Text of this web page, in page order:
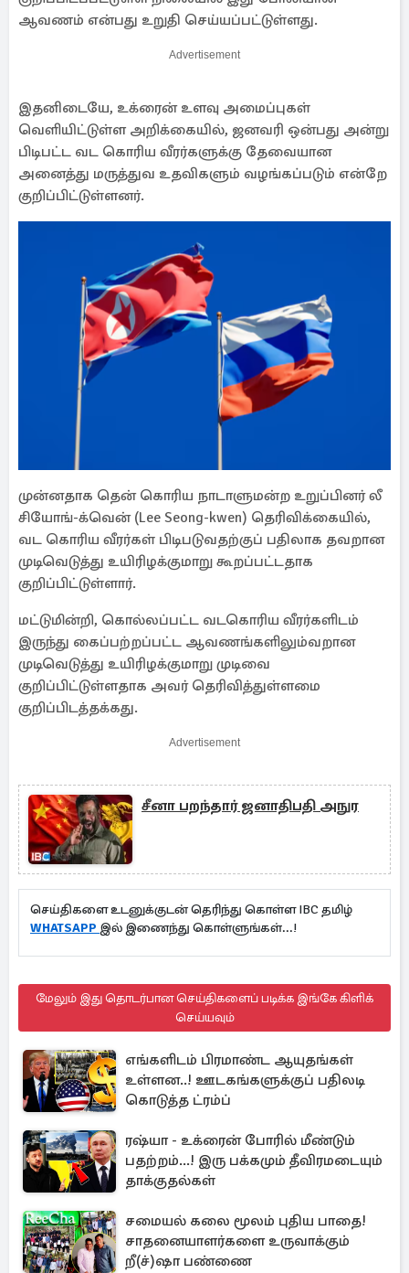
ஆவணம் என்பது உறுதி செய்யப்பட்டுள்ளது.
Advertisement
இதனிடையே, உக்ரைன் உளவு அமைப்புகள்
வெளியிட்டுள்ள அறிக்கையில், ஜனவரி ஒன்பது அன்று
பிடிபட்ட வட கொரிய வீரர்களுக்கு தேவையான
அனைத்து மருத்துவ உதவிகளும் வழங்கப்படும் என்றே
குறிப்பிட்டுள்ளனர்.
முன்னதாக தென் கொரிய நாடாளுமன்ற உறுப்பினர் லீ
சியோங்-க்வென் (Lee Seong-kwen) தெரிவிக்கையில்,
வட கொரிய வீரர்கள் பிடிபடுவதற்குப் பதிலாக தவறான
முடிவெடுத்து உயிரிழக்குமாறு கூறப்பட்டதாக
குறிப்பிட்டுள்ளார்.
மட்டுமின்றி, கொல்லப்பட்ட வடகொரிய வீரர்களிடம்
இருந்து கைப்பற்றப்பட்ட ஆவணங்களிலும்வறான
முடிவெடுத்து உயிரிழக்குமாறு முடிவை
குறிப்பிட்டுள்ளதாக அவர் தெரிவித்துள்ளமை
குறிப்பிடத்தக்கது.
Advertisement
சீனா பறந்தார் ஜனாதிபதி அநுர
செய்திகளை உடனுக்குடன் தெரிந்து கொள்ள IBC தமிழ்
WHATSAPP இல் இணைந்து கொள்ளுங்கள்...!
மேலும் இது தொடர்பான செய்திகளைப் படிக்க இங்கே கிளிக்
செய்யவும்
எங்களிடம் பிரமாண்ட ஆயுதங்கள்
உள்ளன..! ஊடகங்களுக்குப் பதிலடி
கொடுத்த ட்ரம்ப்
ரஷ்யா - உக்ரைன் போரில் மீண்டும்
பதற்றம்...! இரு பக்கமும் தீவிரமடையும்
தாக்குதல்கள்
சமையல் கலை மூலம் புதிய பாதை!
சாதனையாளர்களை உருவாக்கும்
றீ(ச்)ஷா பண்ணை